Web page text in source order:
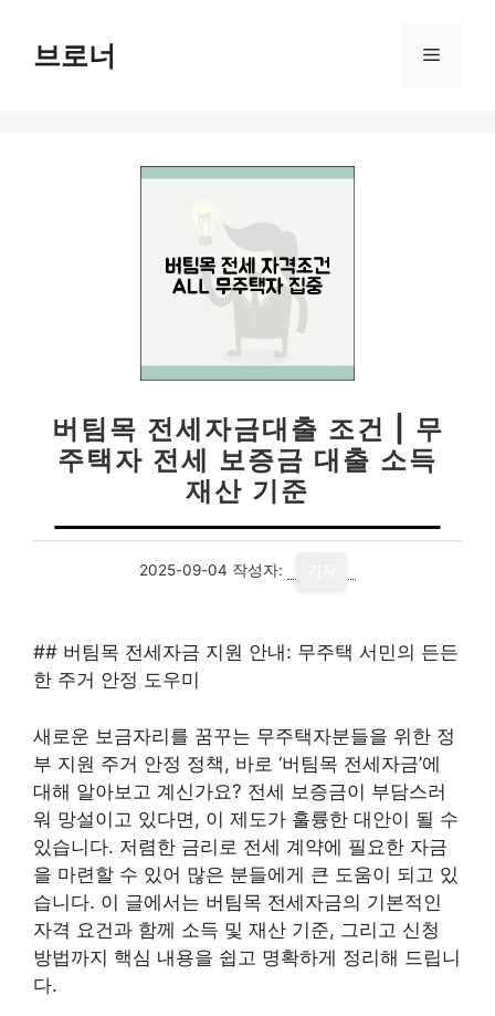
브로너 메
버팀목 전세자금대출 조건 | 무
주택자 전세 보증금 대출 소득
재산 기준
2025-09-04 작성자:
## 버팀목 전세자금 지원 안내: 무주택 서민의 든든
한 주거 안정 도우미
새로운 보금자리를 꿈꾸는 무주택자분들을 위한 정
부 지원 주거 안정 정책, 바로 ‘버팀목 전세자금’에
대해 알아보고 계신가요? 전세 보증금이 부담스러
워 망설이고 있다면, 이 제도가 훌륭한 대안이 될 수
있습니다. 저렴한 금리로 전세 계약에 필요한 자금
을 마련할 수 있어 많은 분들에게 큰 도움이 되고 있
습니다. 이 글에서는 버팀목 전세자금의 기본적인
자격 요건과 함께 소득 및 재산 기준, 그리고 신청
방법까지 핵심 내용을 쉽고 명확하게 정리해 드립니
다.